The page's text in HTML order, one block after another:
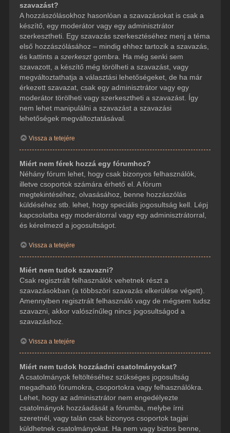
szavazást?
A hozzászólásokhoz hasonlóan a szavazásokat is csak a
készítő, egy moderátor vagy egy adminisztrátor
szerkesztheti. Egy szavazás szerkesztéséhez menj a téma
első hozzászólásához – mindig ehhez tartozik a szavazás,
és kattints a szerkesztgombra. Ha még senki sem
szavazott, a készítő még törölheti a szavazást, vagy
megváltoztathatja a választási lehetőségeket, de ha már
érkezett szavazat, csak egy adminisztrátor vagy egy
moderátor törölheti vagy szerkesztheti a szavazást. Így
nem lehet manipulálni a szavazást a szavazási
lehetőségek megváltoztatásával.
Vissza a tetejére
Miért nem férek hozzá egy fórumhoz?
Néhány fórum lehet, hogy csak bizonyos felhasználók,
illetve csoportok számára érhető el. A fórum
megtekintéséhez, olvasásához, benne hozzászólás
küldéséhez stb. lehet, hogy speciális jogosultság kell. Lépj
kapcsolatba egy moderátorral vagy egy adminisztrátorral,
és kérelmezd a jogosultságot.
Vissza a tetejére
Miért nem tudok szavazni?
Csak regisztrált felhasználók vehetnek részt a
szavazásokban (a többszöri szavazás elkerülése végett).
Amennyiben regisztrált felhasználó vagy de mégsem tudsz
szavazni, akkor valószínűleg nincs jogosultságod a
szavazáshoz.
Vissza a tetejére
Miért nem tudok hozzáadni csatolmányokat?
A csatolmányok feltöltéséhez szükséges jogosultság
megadható fórumokra, csoportokra vagy felhasználókra.
Lehet, hogy az adminisztrátor nem engedélyezte
csatolmányok hozzáadását a fórumba, melybe írni
szeretnél, vagy talán csak bizonyos csoportok tagjai
küldhetnek csatolmányokat. Ha nem vagy biztos benne,